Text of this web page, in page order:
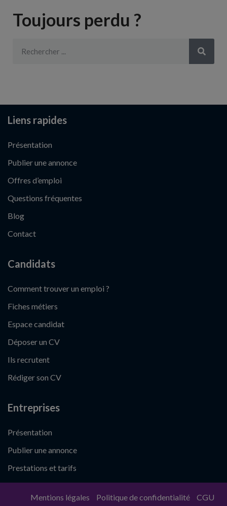
Toujours perdu ?
Liens rapides
Présentation
Publier une annonce
Offres d’emploi
Questions fréquentes
Blog
Contact
Candidats
Comment trouver un emploi ?
Fiches métiers
Espace candidat
Déposer un CV
Ils recrutent
Rédiger son CV
Entreprises
Présentation
Publier une annonce
Prestations et tarifs
Mentions légales Politique de confidentialité CGU